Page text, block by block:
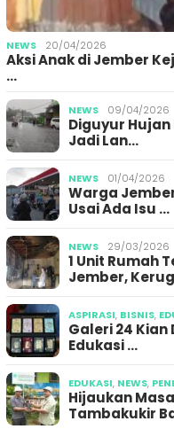
NEWS 20/04/2026
Aksi Anak di Jember
…
NEWS 09/04/2026
Diguyur
Jadi Lan…
NEWS 01/04/2026
Warga
Usai Ada Isu …
NEWS 29/03/2026
1 Unit Rumah
Jember,
ASPIRASI, BISNIS,
Galeri 24
Edukasi …
EDUKASI, NEWS,
Hijaukan
Tambakukir